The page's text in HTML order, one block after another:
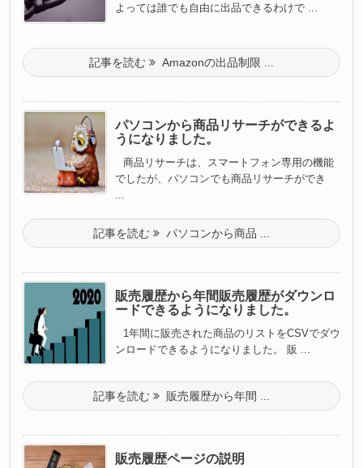
よっては誰でも自由に出品できるわけで ...
記事を読む Amazonの出品制限 ...
パソコンから商品リサーチができるよ
うになりました。
商品リサーチは、スマートフォン専用の機能
でしたが、パソコンでも商品リサーチができ
記事を読む パソコンから商品 ...
販売履歴から年間販売履歴がダウンロ
ードできるようになりました。
1年間に販売された商品のリストをCSVでダウ
ンロードできるようになりました。 販 ...
記事を読む 販売履歴から年間 ...
販売履歴ページの説明